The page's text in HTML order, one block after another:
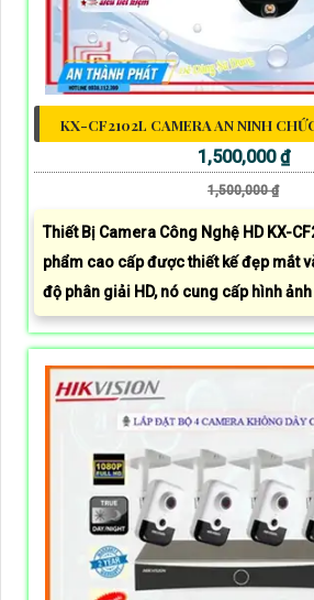
KX-CF2102L CAMERA AN NINH
1,500,000 ₫
1,500,000 ₫
Thiết Bị Camera Công Nghệ HD KX-
phẩm cao cấp được thiết kế đẹp mắt
độ phân giải HD, nó cung cấp hình